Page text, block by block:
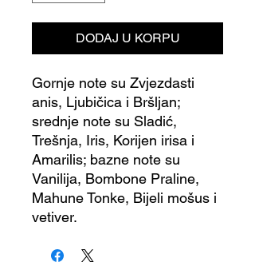
DODAJ U KORPU
Gornje note su Zvjezdasti
anis, Ljubičica i Bršljan;
srednje note su Sladić,
Trešnja, Iris, Korijen irisa i
Amarilis; bazne note su
Vanilija, Bombone Praline,
Mahune Tonke, Bijeli mošus i
vetiver.